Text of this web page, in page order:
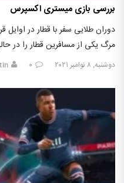
بررسی بازی میستری اکسپرس
دوران طلایی سفر با قطار در اوایل
مرگ یکی از مسافرین قطار را در
دوشنبه, ۸ نوامبر ۲۰۲۱ ۰